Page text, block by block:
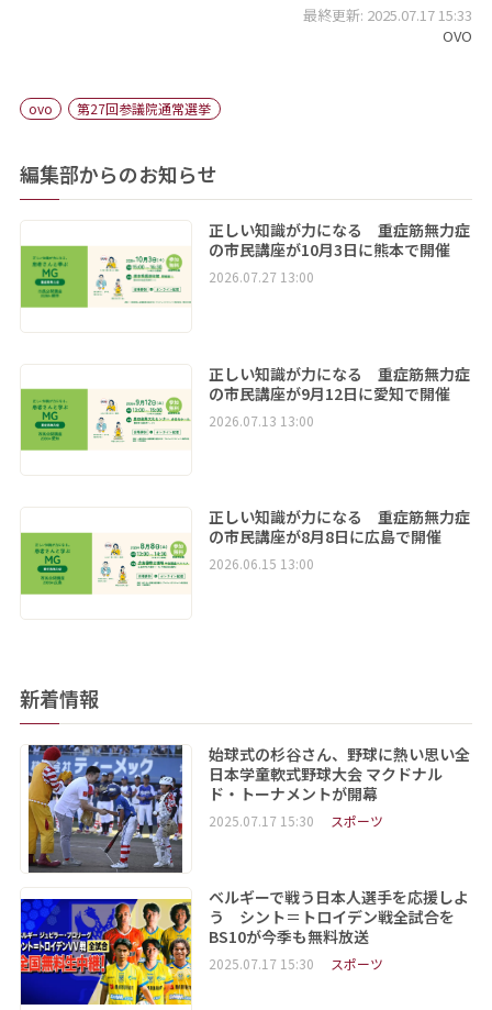
最終更新: 2025.07.17 15:33
OVO
ovo 第27回参議院通常選挙
編集部からのお知らせ
正しい知識が力になる 重症筋無力症
の市民講座が10月3日に熊本で開催
2026.07.27 13:00
正しい知識が力になる 重症筋無力症
の市民講座が9月12日に愛知で開催
2026.07.13 13:00
正しい知識が力になる 重症筋無力症
の市民講座が8月8日に広島で開催
2026.06.15 13:00
新着情報
始球式の杉谷さん、野球に熱い思い全
日本学童軟式野球大会 マクドナル
ド・トーナメントが開幕
2025.07.17 15:30 スポーツ
ベルギーで戦う日本人選手を応援しよ
う シント＝トロイデン戦全試合を
BS10が今季も無料放送
2025.07.17 15:30 スポーツ